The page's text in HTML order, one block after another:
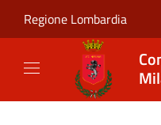
Regione Lombardia